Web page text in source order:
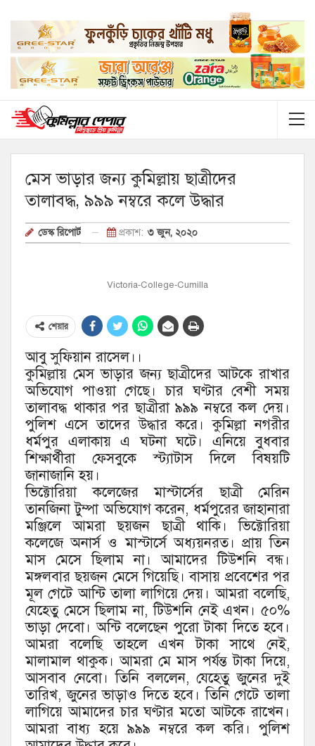
মেস ভাড়ার জন্য কুমিল্লায় ছাত্রীদের
তালাবদ্ধ, ৯৯৯ নম্বরে কলে উদ্ধার
ডেস্ক রিপোর্ট প্রকাশ: ৩ জুন, ২০২০
Victoria-College-Cumilla
শেয়ার
আবু সুফিয়ান রাসেল।।
কুমিল্লায় মেস ভাড়ার জন্য ছাত্রীদের আটকে রাখার
অভিযোগ পাওয়া গেছে। চার ঘণ্টার বেশী সময়
তালাবদ্ধ থাকার পর ছাত্রীরা ৯৯৯ নম্বরে কল দেয়।
পুলিশ এসে তাদের উদ্ধার করে। কুমিল্লা নগরীর
ধর্মপুর এলাকায় এ ঘটনা ঘটে। এনিয়ে বুধবার
শিক্ষার্থীরা ফেসবুকে স্ট্যাটাস দিলে বিষয়টি
জানাজানি হয়।
ভিক্টোরিয়া কলেজের মাস্টার্সের ছাত্রী মেরিন
তানজিনা টুম্পা অভিযোগ করেন, ধর্মপুরের জাহানারা
মঞ্জিলে আমরা ছয়জন ছাত্রী থাকি। ভিক্টোরিয়া
কলেজে অনার্স ও মাস্টার্সে অধ্যয়নরত। প্রায় তিন
মাস মেসে ছিলাম না। আমাদের টিউশনি বন্ধ।
মঙ্গলবার ছয়জন মেসে গিয়েছি। বাসায় প্রবেশের পর
মূল গেটে আন্টি তালা লাগিয়ে দেয়। আমরা বলেছি,
যেহেতু মেসে ছিলাম না, টিউশনি নেই এখন। ৫০%
ভাড়া দেবো। অন্টি বলেছেন পুরো টাকা দিতে হবে।
আমরা বলেছি তাহলে এখন টাকা সাথে নেই,
মালামাল থাকুক। আমরা মে মাস পর্যন্ত টাকা দিয়ে,
আসবাব নেবো। তিনি বললেন, যেহেতু জুনের দুই
তারিখ, জুনের ভাড়াও দিতে হবে। তিনি গেটে তালা
লাগিয়ে আমাদের চার ঘণ্টার মতো আটকে রাখেন।
আমরা বাধ্য হয়ে ৯৯৯ নম্বরে কল করি। পুলিশ